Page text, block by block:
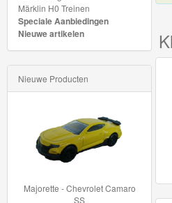
collectie
Dionsaur
collectie
collectie
Pirate
Märklin H0 Treinen
Speciale Aanbiedingen
Nieuwe artikelen
Nieuwe Producten
Chevrolet Camaro
33996 BRIO